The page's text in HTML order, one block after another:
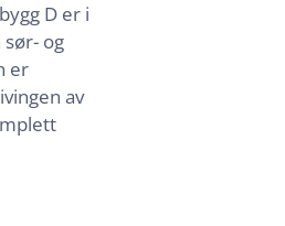
D er i
og
er
av